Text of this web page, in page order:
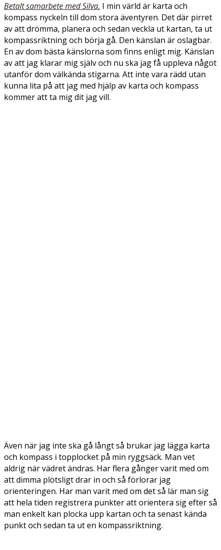
Betalt samarbete med Silva. I min värld är karta och
kompass nyckeln till dom stora äventyren. Det där pirret
av att drömma, planera och sedan veckla ut kartan, ta ut
kompassriktning och börja gå. Den känslan är oslagbar.
En av dom bästa känslorna som finns enligt mig. Känslan
av att jag klarar mig själv och nu ska jag få uppleva något
utanför dom välkända stigarna. Att inte vara rädd utan
kunna lita på att jag med hjälp av karta och kompass
kommer att ta mig dit jag vill.
Även när jag inte ska gå långt så brukar jag lägga karta
och kompass i topplocket på min ryggsäck. Man vet
aldrig när vädret ändras. Har flera gånger varit med om
att dimma plötsligt drar in och så förlorar jag
orienteringen. Har man varit med om det så lär man sig
att hela tiden registrera punkter att orientera sig efter så
man enkelt kan plocka upp kartan och ta senast kända
punkt och sedan ta ut en kompassriktning.